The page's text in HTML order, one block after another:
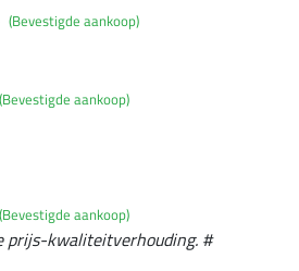
(Bevestigde aankoop)
(Bevestigde aankoop)
(Bevestigde aankoop)
prijs-kwaliteitverhouding. #